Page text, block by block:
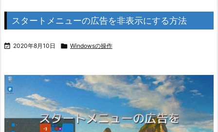
スタートメニューの広告を非表示にする方法
 2020年8月10日  Windowsの操作